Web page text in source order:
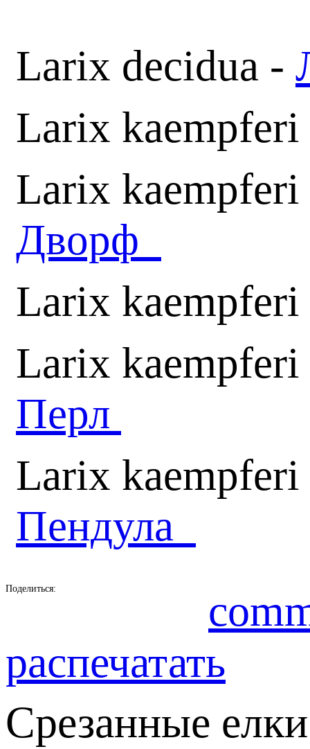
Larix decidua -
Larix
Larix
Дворф
Larix
Larix
Перл
Larix
Пендула
Поделиться:
распечатать
Срезанные